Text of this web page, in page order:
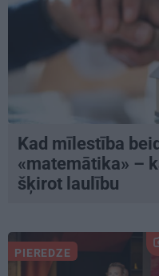
Kad mīlestība
«matemātika» –
šķirot laulību
PIEREDZE